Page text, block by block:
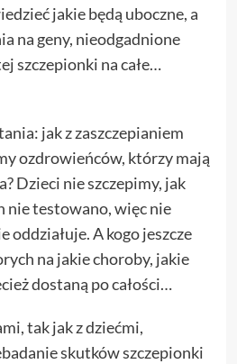
jakie będą uboczne, a
na geny, nieodgadnione
szczepionki na całe…
jak z zaszczepianiem
ozdrowieńców, którzy mają
Dzieci nie szczepimy, jak
nie testowano, więc nie
oddziałuje. A kogo jeszcze
na jakie choroby, jakie
dostaną po całości…
tak jak z dziećmi,
skutków szczepionki